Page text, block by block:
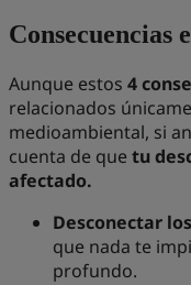
Consecuencias
Aunque estos 4
relacionados
medioambiental, si
cuenta de que tu
afectado.
Desconectar
que nada te
profundo.